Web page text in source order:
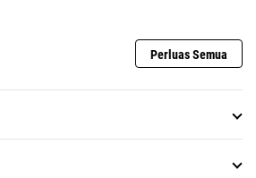
Perluas Semua